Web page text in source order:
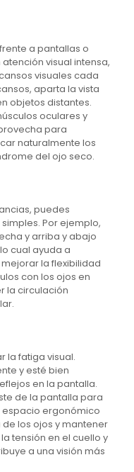
a pantallas o
visual intensa,
visuales cada
aparta la vista
objetos distantes.
oculares y
para
naturalmente los
del ojo seco.
puedes
Por ejemplo,
y arriba y abajo
cual ayuda a
la flexibilidad
con los ojos en
la circulación
la fatiga visual.
y esté bien
en la pantalla.
de la pantalla para
espacio ergonómico
los ojos y mantener
tensión en el cuello y
a una visión más